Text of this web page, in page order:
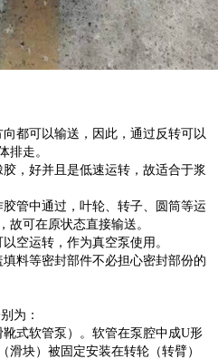
都可以输送，因此，通过反转可以
排走。
，好并且是低速运转，故适合于浆
管中通过，叶轮、转子、圆筒等运
故可在原状态直接输送。
空运转，作为真空泵使用。
料等密封部件不必担心密封部份的
为：
式软管泵）。软管在泵腔中成U形
滑块）被固定安装在转轮（转臂）